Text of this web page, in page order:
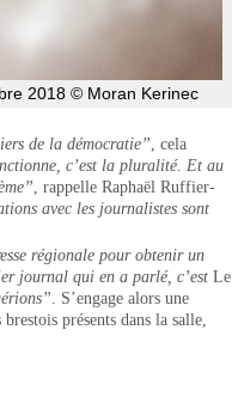
2018 © Moran Kerinec
de la démocratie”, cela
c’est la pluralité. Et au
, rappelle Raphaël Ruffier-
avec les journalistes sont
régionale pour obtenir un
journal qui en a parlé, c’est Le
. S’engage alors une
présents dans la salle,